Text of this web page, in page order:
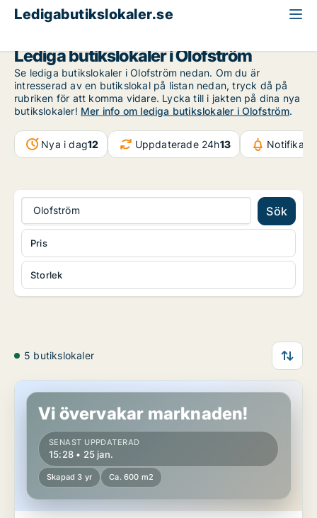
Ledigabutikslokaler.se
Lediga butikslokaler i Olofström
Se lediga butikslokaler i Olofström nedan. Om du är
intresserad av en butikslokal på listan nedan, tryck då på
rubriken för att komma vidare. Lycka till i jakten på dina nya
butikslokaler! Mer info om lediga butikslokaler i Olofström.
Nya i dag12 Uppdaterade 24h13
Olofström Sök
Storlek
Pris
5 butikslokaler
Restaurang i Olofström
Vi övervakar marknaden!
SENAST UPPDATERAD
15:28 • 25 jan.
Skapad 3 yr Ca. 600 m2